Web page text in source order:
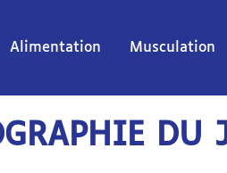
Alimentation Musculation
DU